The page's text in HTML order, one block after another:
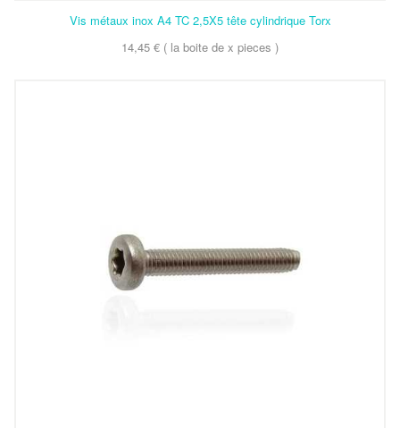
Vis métaux inox A4 TC 2,5X5 tête cylindrique Torx
14,45 € ( la boite de x pieces )